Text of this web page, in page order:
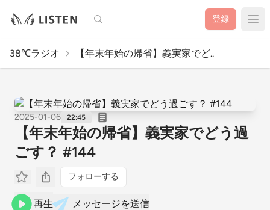
検索 登録
38℃ラジオ 【年末年始の帰省】義実家でど..
2025-01-06 22:45
【年末年始の帰省】義実家でどう過
ごす？ #144
フォローする
再生 メッセージを送信